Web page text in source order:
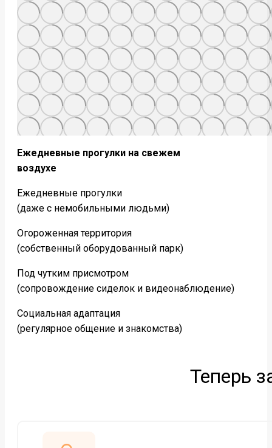
Ежедневные прогулки на свежем
воздухе
Ежедневные прогулки
(даже с немобильными людьми)
Огороженная территория
(собственный оборудованный парк)
Под чутким присмотром
(сопровождение сиделок и видеонаблюдение)
Социальная адаптация
(регулярное общение и знакомства)
Теперь